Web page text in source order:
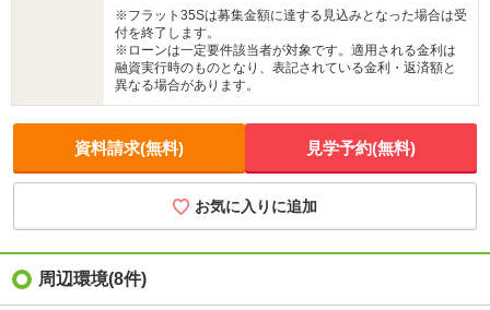
※フラット35Sは募集金額に達する見込みとなった場合は受
付を終了します。
※ローンは一定要件該当者が対象です。適用される金利は
融資実行時のものとなり、表記されている金利・返済額と
異なる場合があります。
資料請求(無料) 見学予約(無料)
お気に入りに追加
周辺環境(8件)